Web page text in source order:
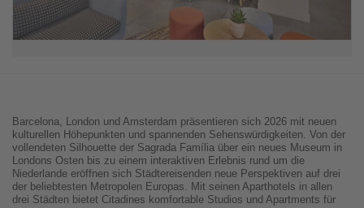
Barcelona, London und Amsterdam präsentieren sich 2026 mit neuen
kulturellen Höhepunkten und spannenden Sehenswürdigkeiten. Von der
vollendeten Silhouette der Sagrada Família über ein neues Museum in
Londons Osten bis zu einem interaktiven Erlebnis rund um die
Niederlande eröffnen sich Städtereisenden neue Perspektiven auf drei
der beliebtesten Metropolen Europas. Mit seinen Aparthotels in allen
drei Städten bietet Citadines komfortable Studios und Apartments für